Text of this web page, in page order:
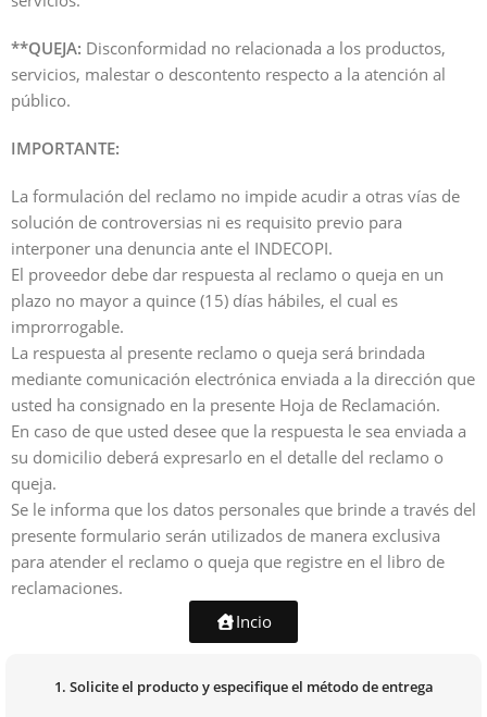
**QUEJA: Disconformidad no relacionada a los productos,
servicios, malestar o descontento respecto a la atención al
público.
IMPORTANTE:
La formulación del reclamo no impide acudir a otras vías de
solución de controversias ni es requisito previo para
interponer una denuncia ante el INDECOPI.
El proveedor debe dar respuesta al reclamo o queja en un
plazo no mayor a quince (15) días hábiles, el cual es
improrrogable.
La respuesta al presente reclamo o queja será brindada
mediante comunicación electrónica enviada a la dirección que
usted ha consignado en la presente Hoja de Reclamación.
En caso de que usted desee que la respuesta le sea enviada a
su domicilio deberá expresarlo en el detalle del reclamo o
queja.
Se le informa que los datos personales que brinde a través del
presente formulario serán utilizados de manera exclusiva
para atender el reclamo o queja que registre en el libro de
reclamaciones.
Incio
1. Solicite el producto y especifique el método de entrega